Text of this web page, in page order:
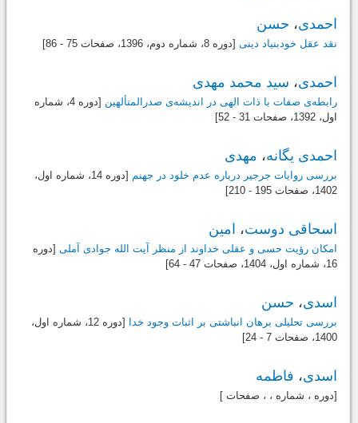
احمدی، حسن
نقد عقل خودبنیاد دینی [دوره 8، شماره دوم، 1396، صفحات 75 - 86]
احمدی، سید محمد مهدی
رابطه‌ی صفات با ذات الهی در اندیشه‌ی صدرالمتألهین
[دوره 4، شماره
اول، 1392، صفحات 31 - 52]
احمدی یگانه، مهدی
بررسی روایات جرجیر درباره عدم خلود در جهنم [دوره 14، شماره اول،
1402، صفحات 195 - 210]
اسحاقی دوست، امین
امکان رؤیت حسی و عقلی خداوند از منظر آیت الله جوادی آملی [دوره
16، شماره اول،
1404، صفحات 47 - 64]
اسدی، حسن
بررسی تحلیلی برهان انباشتی بر اثبات وجود خدا [دوره 12، شماره اول،
1400، صفحات 7 - 24]
اسدی، فاطمه
[دوره ، شماره ، ، صفحات ]